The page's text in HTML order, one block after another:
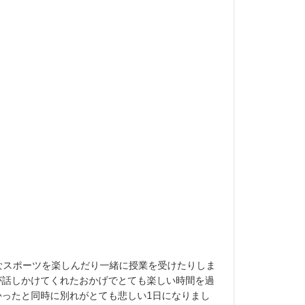
ポーツを楽しんだり一緒に授業を受けたりしま
しかけてくれたおかげでとても楽しい時間を過
たと同時に別れがとても悲しい1日になりまし